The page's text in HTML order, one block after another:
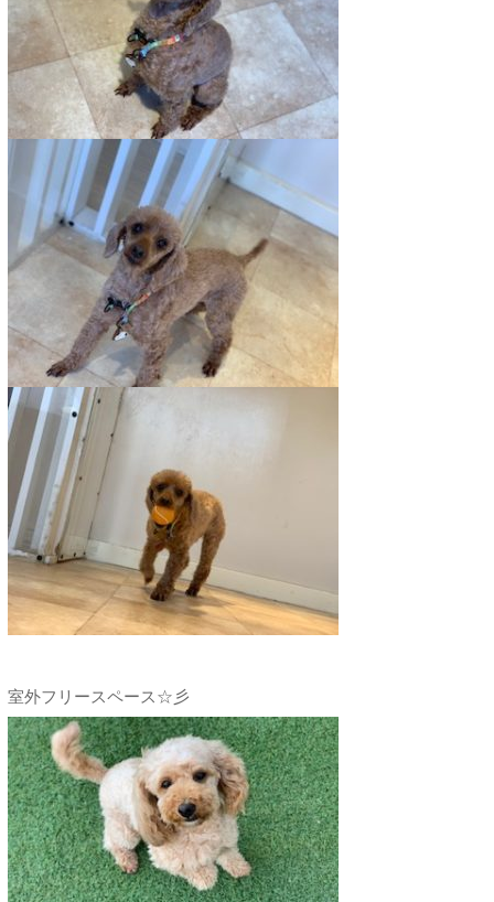
室外フリースペース☆彡